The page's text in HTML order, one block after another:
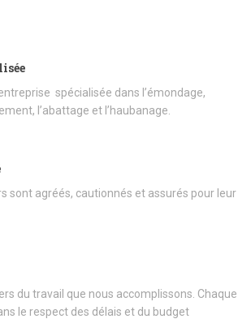
spécialisée dans l’émondage,
l’abattage et l’haubanage.
sont agréés, cautionnés et assurés pour leur
du travail que nous accomplissons. Chaque
le respect des délais et du budget